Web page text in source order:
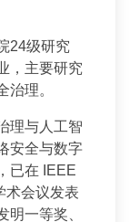
24级研究
，主要研究
治理。
理与人工智
安全与数字
已在 IEEE
术会议发表
明一等奖、